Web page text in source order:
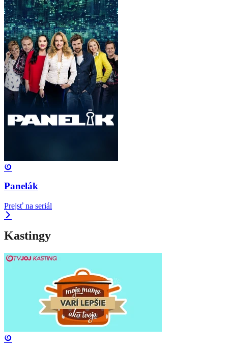
Panelák
Prejsť na seriál
Kastingy